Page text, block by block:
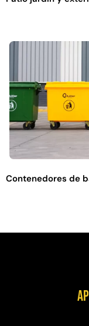
Contenedores de